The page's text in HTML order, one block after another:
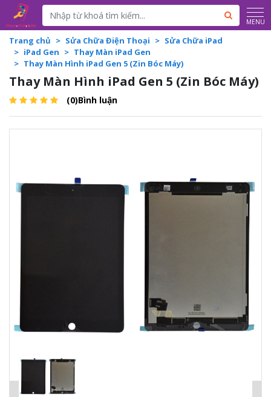
Powered by Translate MENU
Trang chủ Sửa Chữa Điện Thoại
Sửa Chữa iPad
iPad Gen
Thay Màn iPad Gen
Thay Màn Hình iPad Gen 5 (Zin Bóc Máy)
Thay Màn Hình iPad Gen 5 (Zin Bóc Máy)
(0)Bình luận